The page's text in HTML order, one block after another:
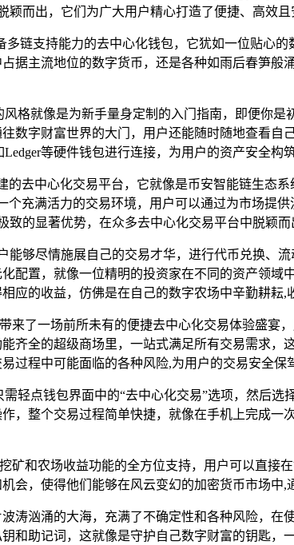
颖而出，它们为广大用户精心打造了便捷、高效
多链支持能力的去中心化钱包，它犹如一位贴心
据主流地位的数字货币，还是各种如雨后春笋
格就像是为新手量身定制的入门指南，即便你
数字财富世界的大门，用户还能随时随地查看
等硬件钱包进行连接，为用户的资产安全构
的去中心化交易平台，它就像是币安智能链生态
充满活力的交易环境，用户可以通过为市场提
致的显著优势，在众多去中心化交易平台中脱颖
能够尽情施展自己的交易才华，进行代币兑换
配置，就像一位精明的投资家在不同的资产领
应的收益，仿佛是在自己的数字农场中辛勤耕耘,
来了一场前所未有的便捷去中心化交易体验盛宴
齐全的超级商场里，一站式满足所有交易需求
过程中可能面临的各种风险,为用户的交易安全保
轻点钱包界面中的“去中心化交易”选项，然后
，整个交易过程简单快捷，就像在手机上完成
矿和农场收益功能的全方位支持，用户可以直
会，使得他们能够在风云变幻的加密货币市场中,
涛汹涌的大海，充满了不确定性和各种风险，在
和助记词，这就像是守护自己数字财富的钥匙，